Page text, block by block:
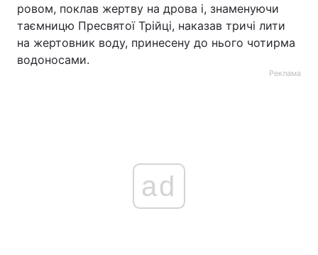
ровом, поклав жертву на дрова і, знаменуючи
таємницю Пресвятої Трійці, наказав тричі лити
на жертовник воду, принесену до нього чотирма
водоносами.
Реклама
ad